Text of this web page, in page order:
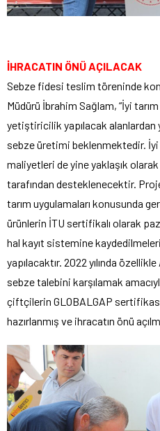
İHRACATIN ÖNÜ AÇILACAK
Sebze fidesi teslim töreninde
Müdürü İbrahim Sağlam, “İyi
yetiştiricilik yapılacak alanlardan
sebze üretimi beklenmektedir.
maliyetleri de yine yaklaşık olarak
tarafından desteklenecektir.
tarım uygulamaları konusunda
ürünlerin İTU sertifikalı olarak
hal kayıt sistemine kaydedilmeleri
yapılacaktır. 2022 yılında
sebze talebini karşılamak
çiftçilerin GLOBALGAP
hazırlanmış ve ihracatın önü